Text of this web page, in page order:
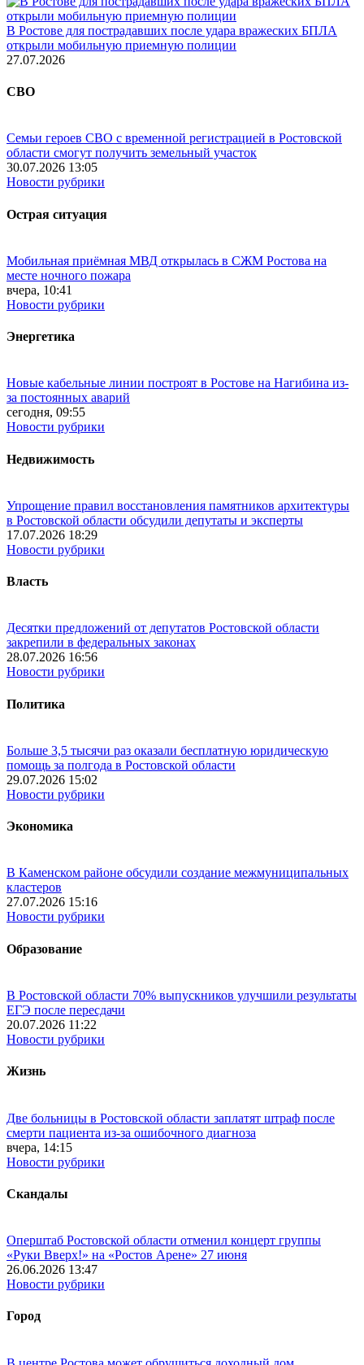
В Ростове для пострадавших после удара вражеских БПЛА
открыли мобильную приемную полиции
27.07.2026
СВО
Семьи героев СВО с временной регистрацией в Ростовской
области смогут получить земельный участок
30.07.2026 13:05
Новости рубрики
Острая ситуация
Мобильная приёмная МВД открылась в СЖМ Ростова на
месте ночного пожара
вчера, 10:41
Новости рубрики
Энергетика
Новые кабельные линии построят в Ростове на Нагибина из-
за постоянных аварий
сегодня, 09:55
Новости рубрики
Недвижимость
Упрощение правил восстановления памятников архитектуры
в Ростовской области обсудили депутаты и эксперты
17.07.2026 18:29
Новости рубрики
Власть
Десятки предложений от депутатов Ростовской области
закрепили в федеральных законах
28.07.2026 16:56
Новости рубрики
Политика
Больше 3,5 тысячи раз оказали бесплатную юридическую
помощь за полгода в Ростовской области
29.07.2026 15:02
Новости рубрики
Экономика
В Каменском районе обсудили создание межмуниципальных
кластеров
27.07.2026 15:16
Новости рубрики
Образование
В Ростовской области 70% выпускников улучшили результаты
ЕГЭ после пересдачи
20.07.2026 11:22
Новости рубрики
Жизнь
Две больницы в Ростовской области заплатят штраф после
смерти пациента из-за ошибочного диагноза
вчера, 14:15
Новости рубрики
Скандалы
Оперштаб Ростовской области отменил концерт группы
«Руки Вверх!» на «Ростов Арене» 27 июня
26.06.2026 13:47
Новости рубрики
Город